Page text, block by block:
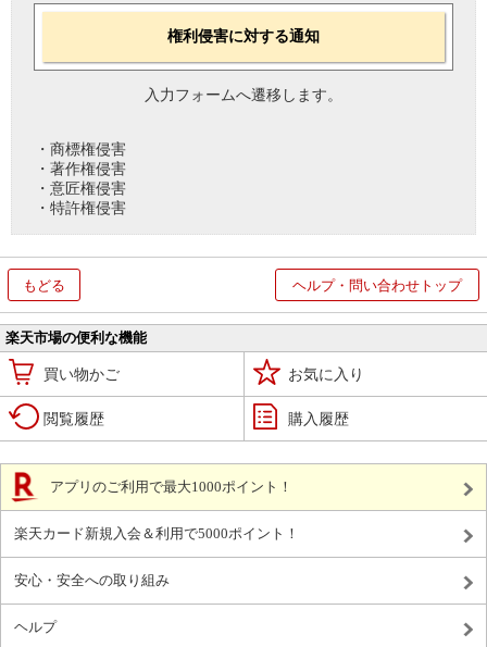
権利侵害に対する通知
入力フォームへ遷移します。
・商標権侵害
・著作権侵害
・意匠権侵害
・特許権侵害
もどる ヘルプ・問い合わせトップ
楽天市場の便利な機能
買い物かご お気に入り
閲覧履歴 購入履歴
アプリのご利用で最大1000ポイント！
楽天カード新規入会＆利用で5000ポイント！
安心・安全への取り組み
ヘルプ